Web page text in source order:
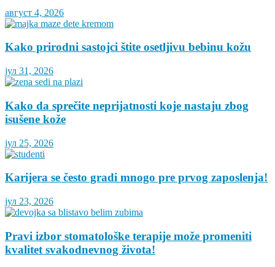
август 4, 2026
Kako prirodni sastojci štite osetljivu bebinu kožu
јул 31, 2026
Kako da sprečite neprijatnosti koje nastaju zbog
isušene kože
јул 25, 2026
Karijera se često gradi mnogo pre prvog zaposlenja!
јул 23, 2026
Pravi izbor stomatološke terapije može promeniti
kvalitet svakodnevnog života!